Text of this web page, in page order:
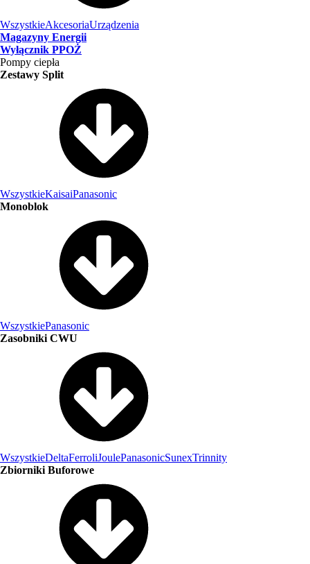
WszystkieAkcesoriaUrządzenia
Magazyny Energii
Wyłącznik PPOŻ
Pompy ciepła
Zestawy Split
WszystkieKaisaiPanasonic
Monoblok
WszystkiePanasonic
Zasobniki CWU
WszystkieDeltaFerroliJoulePanasonicSunexTrinnity
Zbiorniki Buforowe